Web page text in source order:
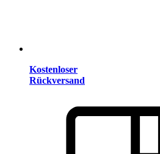
Kostenloser
Rückversand